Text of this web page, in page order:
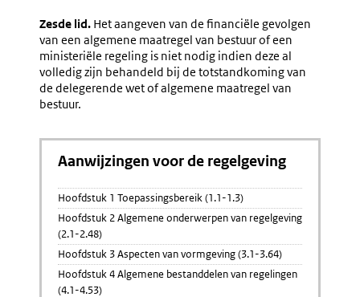
Zesde lid. Het aangeven van de financiële gevolgen
van een algemene maatregel van bestuur of een
ministeriële regeling is niet nodig indien deze al
volledig zijn behandeld bij de totstandkoming van
de delegerende wet of algemene maatregel van
bestuur.
Aanwijzingen voor de regelgeving
Hoofdstuk 1 Toepassingsbereik (1.1-1.3)
Hoofdstuk 2 Algemene onderwerpen van regelgeving
(2.1-2.48)
Hoofdstuk 3 Aspecten van vormgeving (3.1-3.64)
Hoofdstuk 4 Algemene bestanddelen van regelingen
(4.1-4.53)